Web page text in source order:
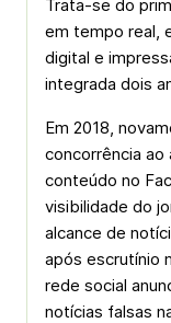
Trata-se do
em tempo real,
digital e
integrada dois
Em 2018,
concorrência ao
conteúdo no
visibilidade do
alcance de
após escrutínio
rede social
notícias falsas